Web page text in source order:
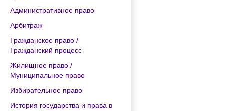
Административное право
Арбитраж
Гражданское право /
Гражданский процесс
Жилищное право /
Муниципальное право
Избирательное право
История государства и права в